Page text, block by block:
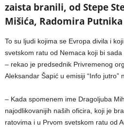
zaista branili, od Stepe
Mišića, Radomira
To su ljudi kojima se Evropa divila i
svetskom ratu od Nemaca koji bi
– rekao je predsednik Privremenog
Aleksandar Šapić u emisiji “Info jutro”
– Kada spomenem ime Dragoljuba
najodlikovanijih naših oficira, koji je
ratovima i u Prvom svetskom ratu od